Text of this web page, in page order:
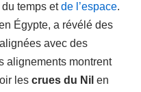
temps etde l’espace.
Égypte, a révélé des
avec des
alignements montrent
les crues du Nil en